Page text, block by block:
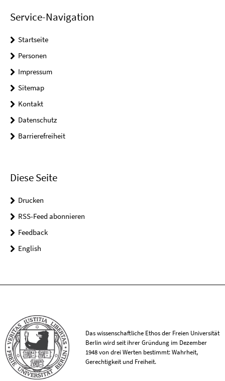
Service-Navigation
Startseite
Personen
Impressum
Sitemap
Kontakt
Datenschutz
Barrierefreiheit
Diese Seite
Drucken
RSS-Feed abonnieren
Feedback
English
Das wissenschaftliche Ethos der Freien Universität
Berlin wird seit ihrer Gründung im Dezember
1948 von drei Werten bestimmt: Wahrheit,
Gerechtigkeit und Freiheit.